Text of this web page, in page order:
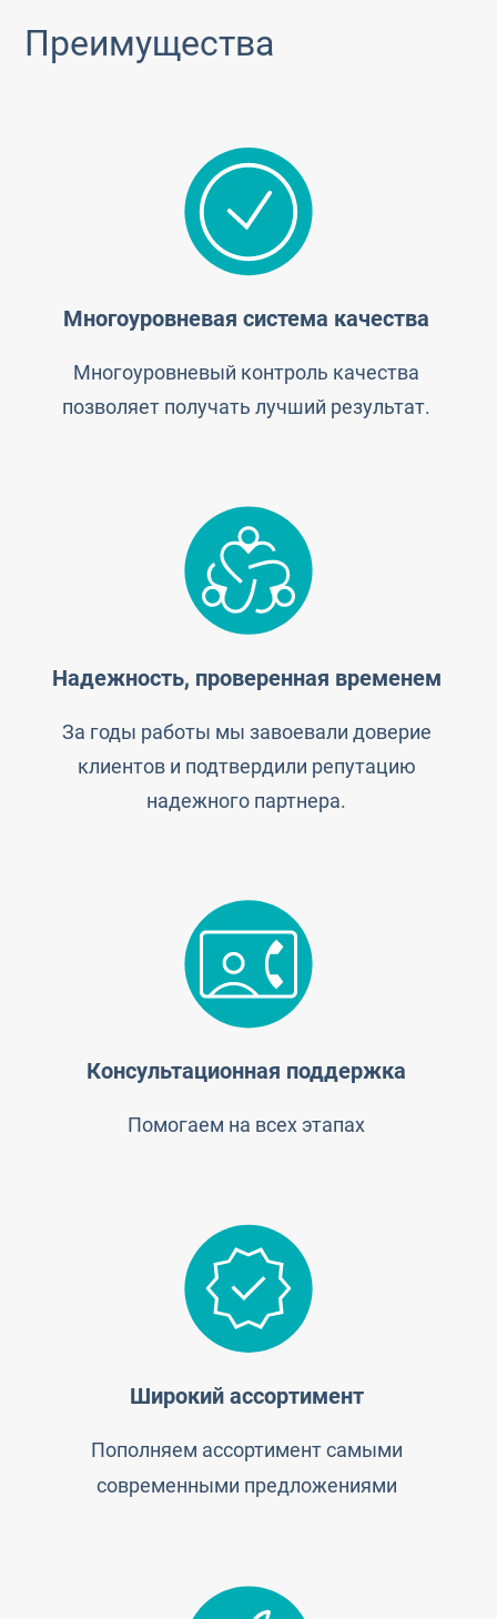
Преимущества
Многоуровневая система качества
Многоуровневый контроль качества
позволяет получать лучший результат.
Надежность, проверенная временем
За годы работы мы завоевали доверие
клиентов и подтвердили репутацию
надежного партнера.
Консультационная поддержка
Помогаем на всех этапах
Широкий ассортимент
Пополняем ассортимент самыми
современными предложениями